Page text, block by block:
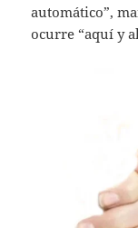
automático”,
ocurre “aquí y